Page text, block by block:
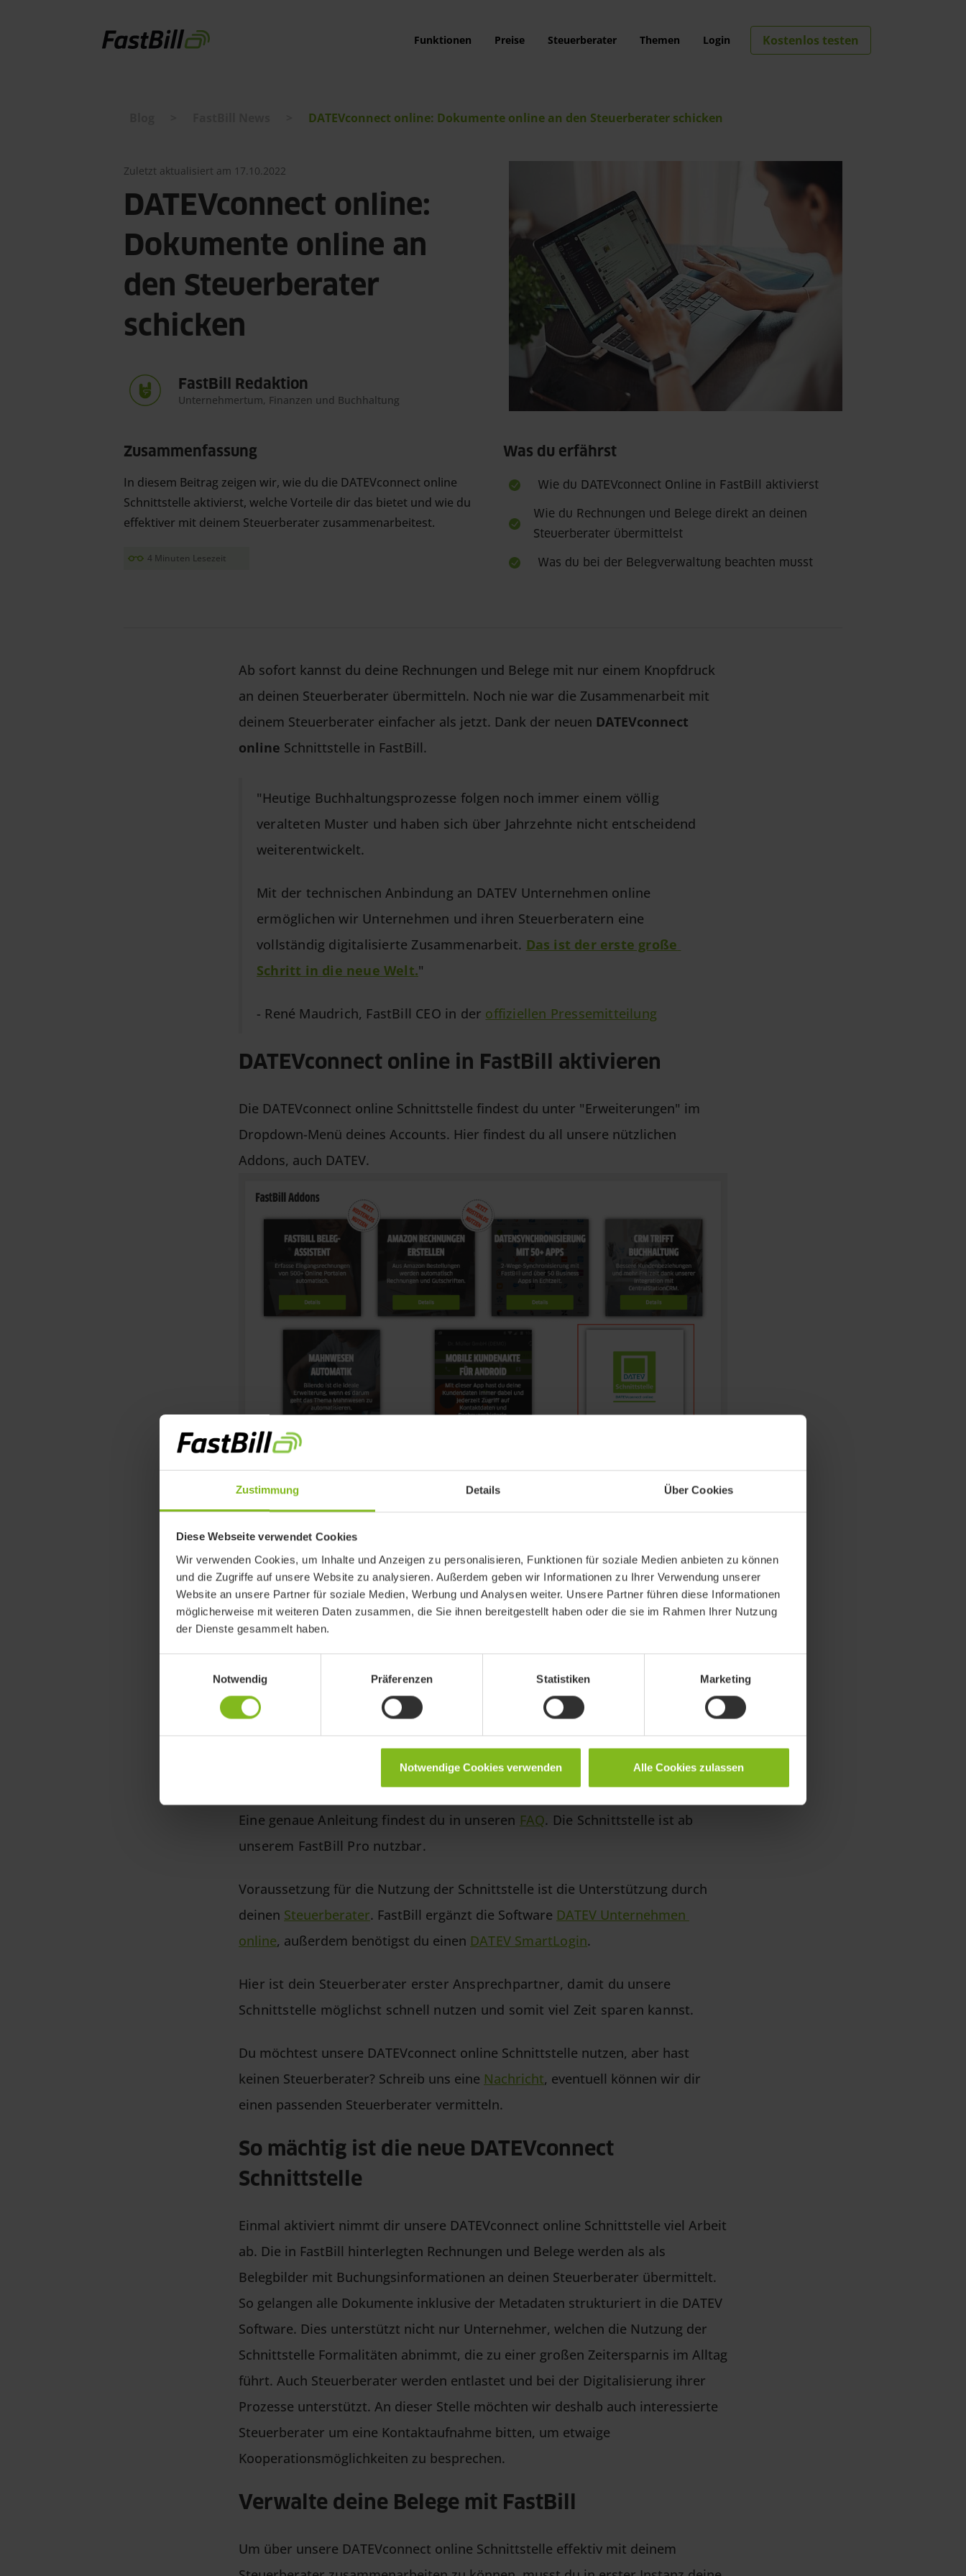
Zustimmung Details Über Cookies
Diese Webseite verwendet Cookies
Wir verwenden Cookies, um Inhalte und Anzeigen zu personalisieren, Funktionen für soziale Medien anbieten zu können
und die Zugriffe auf unsere Website zu analysieren. Außerdem geben wir Informationen zu Ihrer Verwendung unserer
Website an unsere Partner für soziale Medien, Werbung und Analysen weiter. Unsere Partner führen diese Informationen
möglicherweise mit weiteren Daten zusammen, die Sie ihnen bereitgestellt haben oder die sie im Rahmen Ihrer Nutzung
der Dienste gesammelt haben.
Notwendig
Präferenzen Statistiken Marketing
Notwendige Cookies verwenden Alle Cookies zulassen
Funktionen Preise Steuerberater Themen Login Kostenlos testen
DATEVconnect online: Dokumente online an den Steuerberater schicken
Zuletzt aktualisiert am 17.10.2022
DATEVconnect online:
Dokumente online an
den Steuerberater
schicken
FastBill Redaktion
Unternehmertum, Finanzen und Buchhaltung
Zusammenfassung
In diesem Beitrag zeigen wir, wie du die DATEVconnect online
Schnittstelle aktivierst, welche Vorteile dir das bietet und wie du
effektiver mit deinem Steuerberater zusammenarbeitest.
4 Minuten Lesezeit
Was du erfährst
Wie du DATEVconnect Online in FastBill aktivierst
Wie du Rechnungen und Belege direkt an deinen
Steuerberater übermittelst
Was du bei der Belegverwaltung beachten musst
Ab sofort kannst du deine Rechnungen und Belege mit nur einem Knopfdruck
an deinen Steuerberater übermitteln. Noch nie war die Zusammenarbeit mit
deinem Steuerberater einfacher als jetzt. Dank der neuen DATEVconnect
online Schnittstelle in FastBill.
"Heutige Buchhaltungsprozesse folgen noch immer einem völlig
veralteten Muster und haben sich über Jahrzehnte nicht entscheidend
weiterentwickelt.
Mit der technischen Anbindung an DATEV Unternehmen online
ermöglichen wir Unternehmen und ihren Steuerberatern eine
vollständig digitalisierte Zusammenarbeit. Das ist der erste große
Schritt in die neue Welt."
- René Maudrich, FastBill CEO in der offiziellen Pressemitteilung
DATEVconnect online in FastBill aktivieren
Die DATEVconnect online Schnittstelle findest du unter "Erweiterungen" im
Dropdown-Menü deines Accounts. Hier findest du all unsere nützlichen
Addons, auch DATEV.
Anschließend kannst du die DATEVconnect online Schnittstelle über "Import &
Export" im Dropdown-Menü erreichen.
Eine genaue Anleitung findest du in unseren FAQ. Die Schnittstelle ist ab
unserem FastBill Pro nutzbar.
Voraussetzung für die Nutzung der Schnittstelle ist die Unterstützung durch
deinen Steuerberater. FastBill ergänzt die Software DATEV Unternehmen
online, außerdem benötigst du einen DATEV SmartLogin.
Hier ist dein Steuerberater erster Ansprechpartner, damit du unsere
Schnittstelle möglichst schnell nutzen und somit viel Zeit sparen kannst.
Du möchtest unsere DATEVconnect online Schnittstelle nutzen, aber hast
keinen Steuerberater? Schreib uns eine Nachricht, eventuell können wir dir
einen passenden Steuerberater vermitteln.
So mächtig ist die neue DATEVconnect
Schnittstelle
Einmal aktiviert nimmt dir unsere DATEVconnect online Schnittstelle viel Arbeit
ab. Die in FastBill hinterlegten Rechnungen und Belege werden als als
Belegbilder mit Buchungsinformationen an deinen Steuerberater übermittelt.
So gelangen alle Dokumente inklusive der Metadaten strukturiert in die DATEV
Software. Dies unterstützt nicht nur Unternehmer, welchen die Nutzung der
Schnittstelle Formalitäten abnimmt, die zu einer großen Zeitersparnis im Alltag
führt. Auch Steuerberater werden entlastet und bei der Digitalisierung ihrer
Prozesse unterstützt. An dieser Stelle möchten wir deshalb auch interessierte
Steuerberater um eine Kontaktaufnahme bitten, um etwaige
Kooperationsmöglichkeiten zu besprechen.
Verwalte deine Belege mit FastBill
Um über unsere DATEVconnect online Schnittstelle effektiv mit deinem